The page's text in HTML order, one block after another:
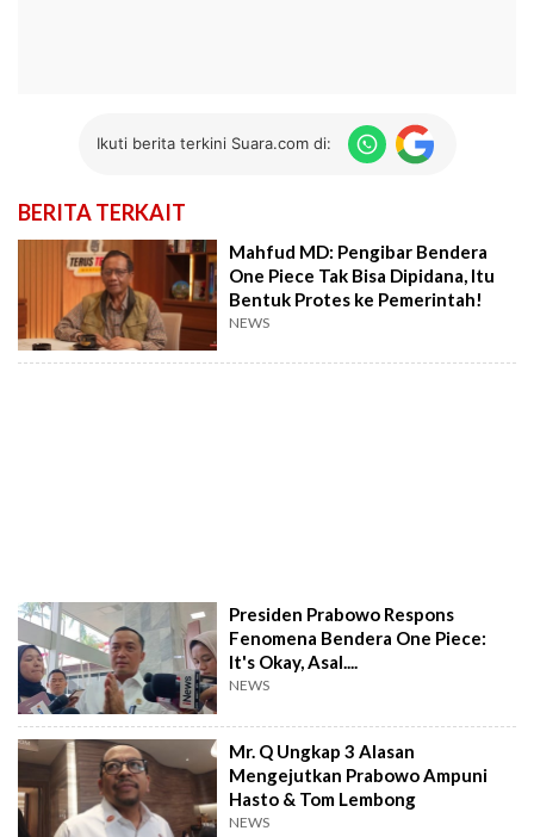
Ikuti berita terkini Suara.com di:
BERITA TERKAIT
Mahfud MD: Pengibar Bendera
One Piece Tak Bisa Dipidana, Itu
Bentuk Protes ke Pemerintah!
NEWS
Presiden Prabowo Respons
Fenomena Bendera One Piece:
It's Okay, Asal....
NEWS
Mr. Q Ungkap 3 Alasan
Mengejutkan Prabowo Ampuni
Hasto & Tom Lembong
NEWS